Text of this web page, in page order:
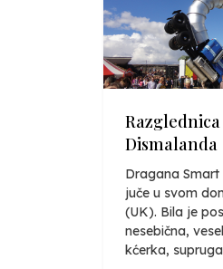
Razglednica
Dismalanda
Dragana
juče u svom
(UK). Bila je
nesebična,
kćerka,